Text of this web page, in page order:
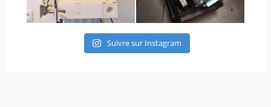
Suivre sur Instagram